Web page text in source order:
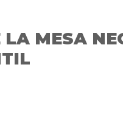
MESA